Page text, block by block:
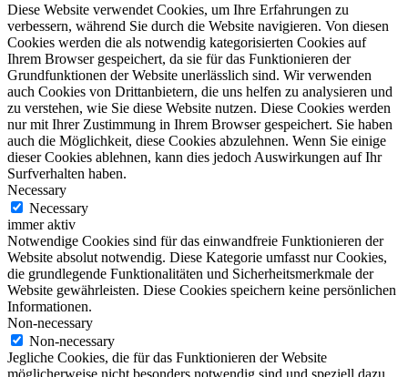
Diese Website verwendet Cookies, um Ihre Erfahrungen zu
verbessern, während Sie durch die Website navigieren. Von diesen
Cookies werden die als notwendig kategorisierten Cookies auf
Ihrem Browser gespeichert, da sie für das Funktionieren der
Grundfunktionen der Website unerlässlich sind. Wir verwenden
auch Cookies von Drittanbietern, die uns helfen zu analysieren und
zu verstehen, wie Sie diese Website nutzen. Diese Cookies werden
nur mit Ihrer Zustimmung in Ihrem Browser gespeichert. Sie haben
auch die Möglichkeit, diese Cookies abzulehnen. Wenn Sie einige
dieser Cookies ablehnen, kann dies jedoch Auswirkungen auf Ihr
Surfverhalten haben.
Necessary
Necessary
immer aktiv
Notwendige Cookies sind für das einwandfreie Funktionieren der
Website absolut notwendig. Diese Kategorie umfasst nur Cookies,
die grundlegende Funktionalitäten und Sicherheitsmerkmale der
Website gewährleisten. Diese Cookies speichern keine persönlichen
Informationen.
Non-necessary
Non-necessary
Jegliche Cookies, die für das Funktionieren der Website
möglicherweise nicht besonders notwendig sind und speziell dazu